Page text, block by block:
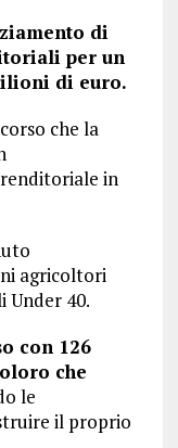
di
per un
di euro.
che la
in
agricoltori
Under 40.
con 126
che
le
il proprio